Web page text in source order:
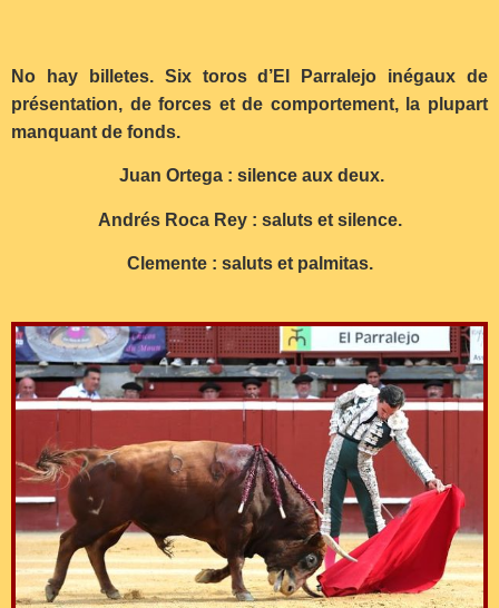
No hay billetes. Six toros d’El Parralejo inégaux de
présentation, de forces et de comportement, la plupart
manquant de fonds.
Juan Ortega : silence aux deux.
Andrés Roca Rey : saluts et silence.
Clemente : saluts et palmitas.